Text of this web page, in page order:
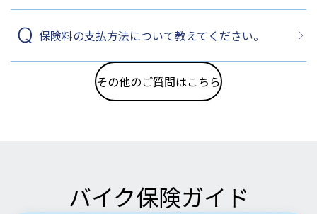
保険料の支払方法について教えてください。
その他のご質問はこちら
バイク保険ガイド